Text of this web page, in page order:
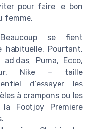
pour faire le bon
femme.
se fient
habituelle. Pourtant,
Puma, Ecco,
Nike – taille
d’essayer les
à crampons ou les
Footjoy Premiere